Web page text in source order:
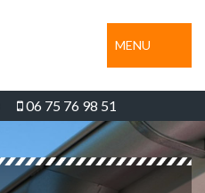
MENU
06 75 76 98 51